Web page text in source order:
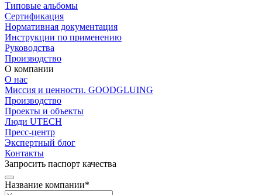
Типовые альбомы
Сертификация
Нормативная документация
Инструкции по применению
Руководства
Производство
О компании
О нас
Миссия и ценности. GOODGLUING
Производство
Проекты и объекты
Люди UTECH
Пресс-центр
Экспертный блог
Контакты
Запросить паспорт качества
Название компании*